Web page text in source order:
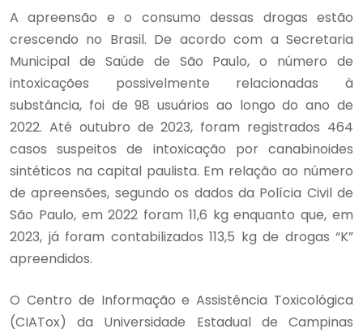
A apreensão e o consumo dessas drogas estão
crescendo no Brasil. De acordo com a Secretaria
Municipal de Saúde de São Paulo, o número de
intoxicações possivelmente relacionadas à
substância, foi de 98 usuários ao longo do ano de
2022. Até outubro de 2023, foram registrados 464
casos suspeitos de intoxicação por canabinoides
sintéticos na capital paulista. Em relação ao número
de apreensões, segundo os dados da Polícia Civil de
São Paulo, em 2022 foram 11,6 kg enquanto que, em
2023, já foram contabilizados 113,5 kg de drogas “K”
apreendidos.
O Centro de Informação e Assistência Toxicológica
(CIATox) da Universidade Estadual de Campinas